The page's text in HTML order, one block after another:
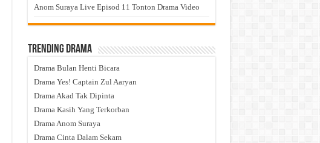
Anom Suraya Live Episod 11 Tonton Drama Video
Trending Drama
Drama Bulan Henti Bicara
Drama Yes! Captain Zul Aaryan
Drama Akad Tak Dipinta
Drama Kasih Yang Terkorban
Drama Anom Suraya
Drama Cinta Dalam Sekam